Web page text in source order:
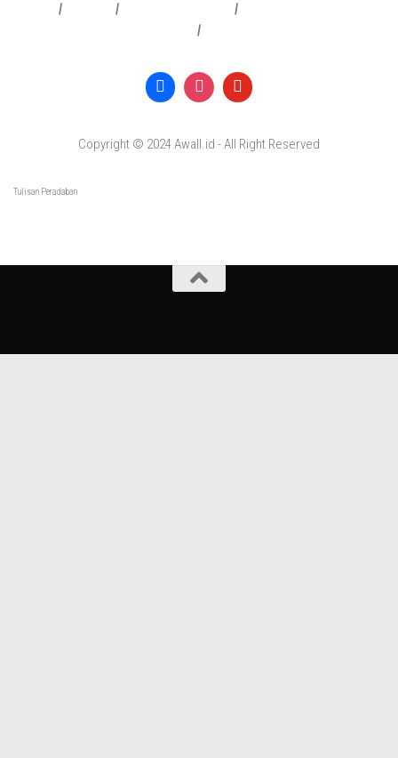
| | |
|
Copyright © 2024 Awall.id - All Right Reserved
Tulisan Peradaban